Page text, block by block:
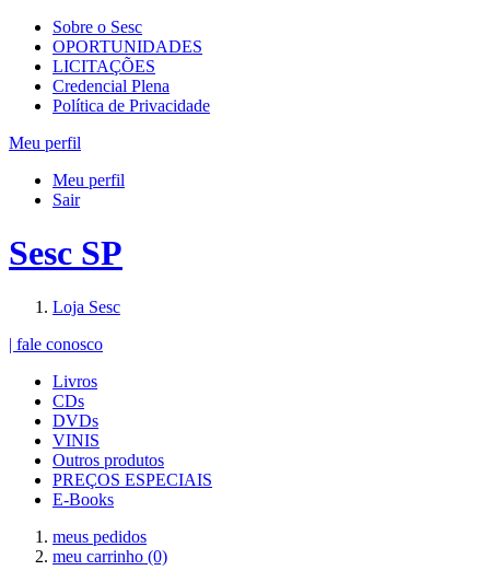
Sobre o Sesc
OPORTUNIDADES
LICITAÇÕES
Credencial Plena
Política de Privacidade
Meu perfil
Meu perfil
Sair
Sesc SP
Loja Sesc
| fale conosco
Livros
CDs
DVDs
VINIS
Outros produtos
PREÇOS ESPECIAIS
E-Books
meus pedidos
meu carrinho (0)